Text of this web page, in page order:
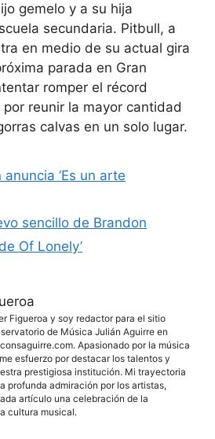
gemelo y a su hija
secundaria. Pitbull, a
en medio de su actual gira
parada en Gran
romper el récord
reunir la mayor cantidad
calvas en un solo lugar.
‘Es un arte
sencillo de Brandon
Of Lonely’
Figueroa y soy redactor para el sitio
de Música Julián Aguirre en
Apasionado por la música
esfuerzo por destacar los talentos y
prestigiosa institución. Mi trayectoria
profunda admiración por los artistas,
artículo una celebración de la
cultura musical.